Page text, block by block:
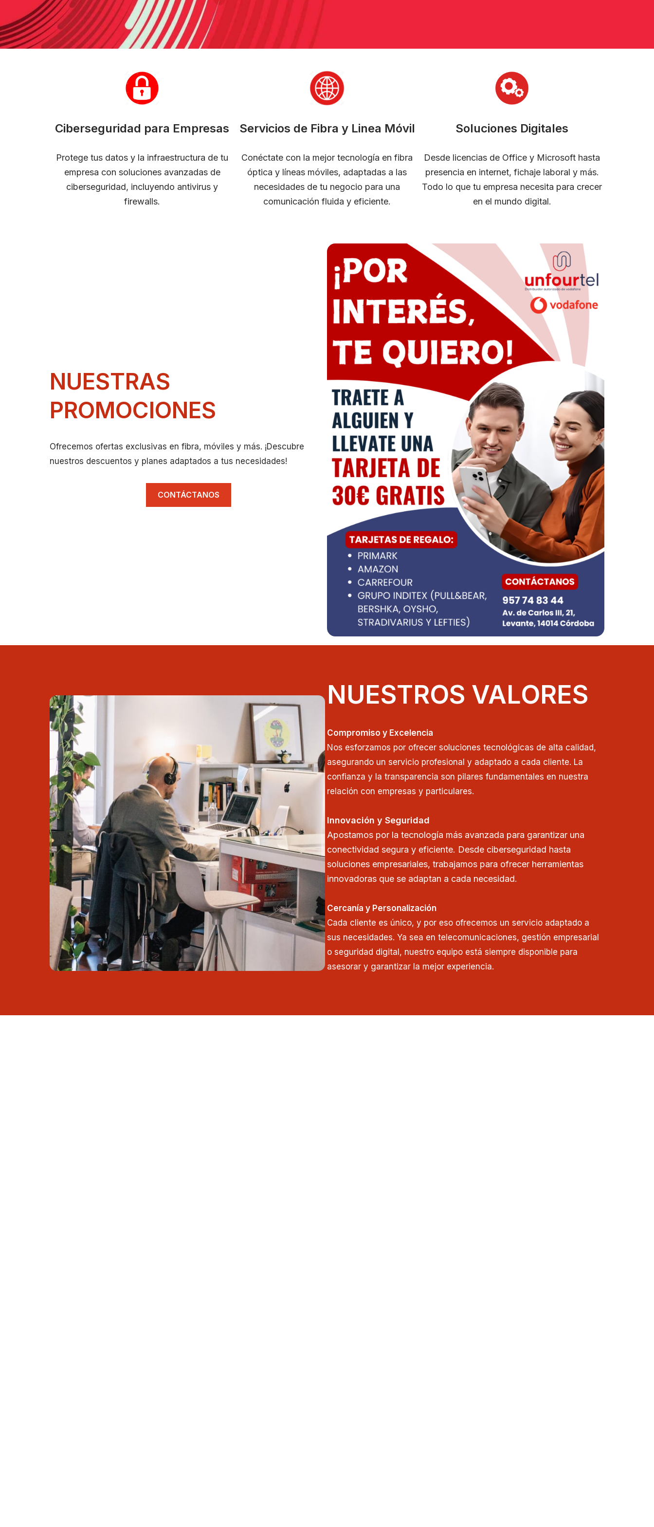
Ciberseguridad para Empresas
Protege tus datos y la infraestructura de tu
empresa con soluciones avanzadas de
ciberseguridad, incluyendo antivirus y
firewalls.
Servicios de Fibra y Linea Móvil
Conéctate con la mejor tecnología en fibra
óptica y líneas móviles, adaptadas a las
necesidades de tu negocio para una
comunicación fluida y eficiente.
Soluciones Digitales
Desde licencias de Office y Microsoft hasta
presencia en internet, fichaje laboral y más.
Todo lo que tu empresa necesita para crecer
en el mundo digital.
NUESTRAS
PROMOCIONES
Ofrecemos ofertas exclusivas en fibra, móviles y más. ¡Descubre
nuestros descuentos y planes adaptados a tus necesidades!
CONTÁCTANOS
NUESTROS VALORES
Compromiso y Excelencia
Nos esforzamos por ofrecer soluciones tecnológicas de alta calidad,
asegurando un servicio profesional y adaptado a cada cliente. La
confianza y la transparencia son pilares fundamentales en nuestra
relación con empresas y particulares.
Innovación y Seguridad
Apostamos por la tecnología más avanzada para garantizar una
conectividad segura y eficiente. Desde ciberseguridad hasta
soluciones empresariales, trabajamos para ofrecer herramientas
innovadoras que se adaptan a cada necesidad.
Cercanía y Personalización
Cada cliente es único, y por eso ofrecemos un servicio adaptado a
sus necesidades. Ya sea en telecomunicaciones, gestión empresarial
o seguridad digital, nuestro equipo está siempre disponible para
asesorar y garantizar la mejor experiencia.